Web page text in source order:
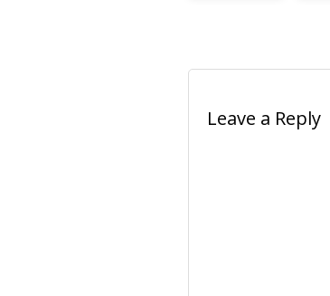
Leave a Reply